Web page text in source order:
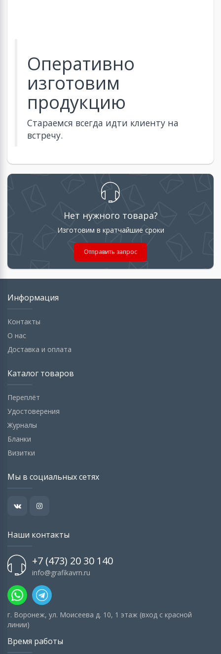
Оперативно
изготовим
продукцию
Стараемся всегда идти клиенту на
встречу.
Нет нужного товара?
Изготовим в кратчайшие сроки
Отправить запрос
Информация
Контакты
О нас
Доставка и оплата
Каталог товаров
Переплёт
Удостоверения
Журналы
Бланки
Визитки
Мы в социальных сетях
Наши контакты
+7 (473) 20 30 140
info@grafikavrn.ru
г. Воронеж, ул. Моисеева д. 10, 1 этаж (вход с красной
линии)
Время работы